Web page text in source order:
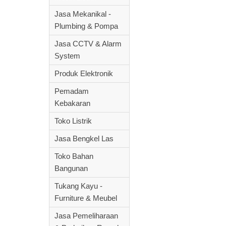
Jasa Mekanikal -
Plumbing & Pompa
Jasa CCTV & Alarm
System
Produk Elektronik
Pemadam
Kebakaran
Toko Listrik
Jasa Bengkel Las
Toko Bahan
Bangunan
Tukang Kayu -
Furniture & Meubel
Jasa Pemeliharaan